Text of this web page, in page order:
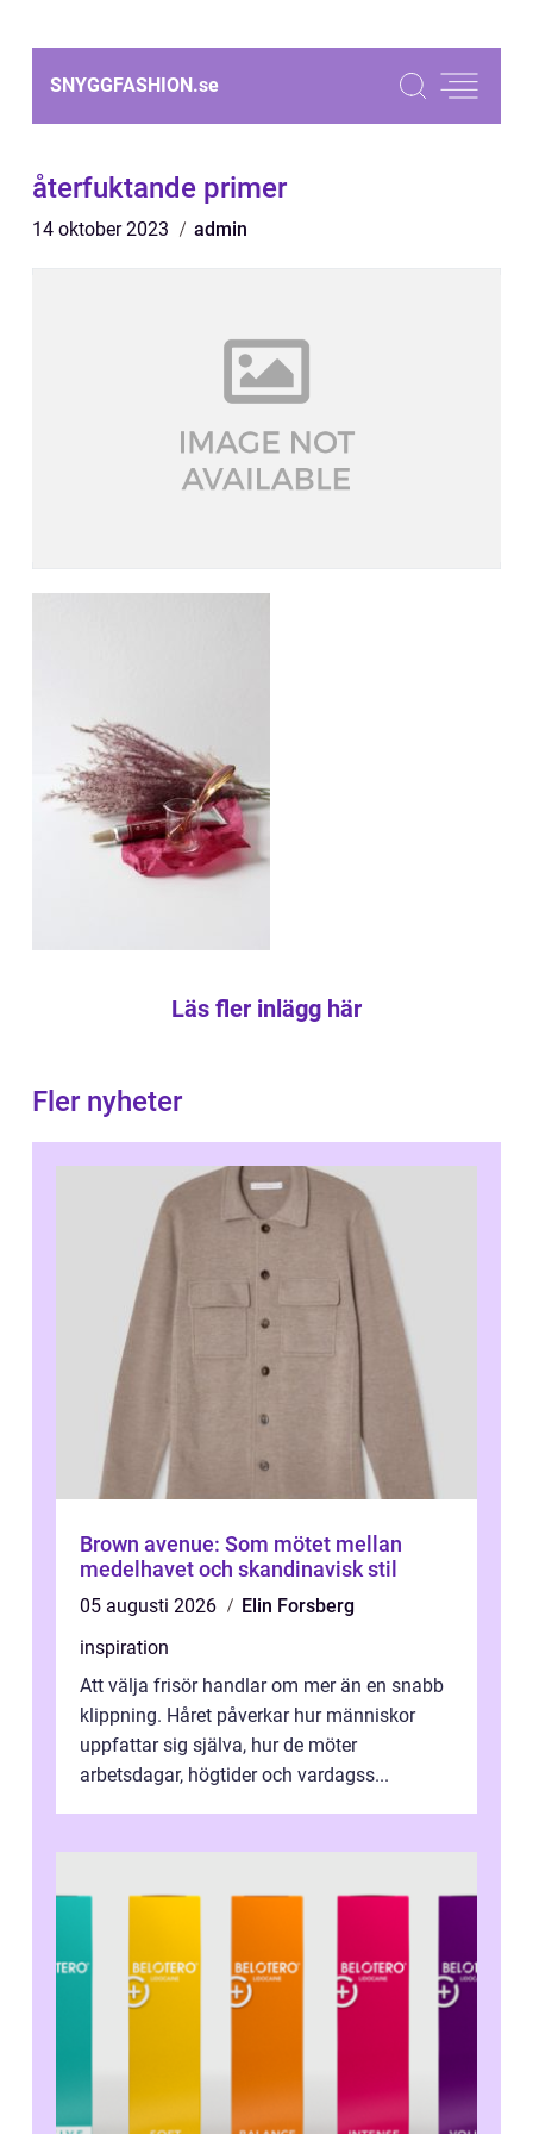
SNYGGFASHION.se
återfuktande primer
14 oktober 2023 admin
Läs fler inlägg här
Fler nyheter
Brown avenue: Som mötet mellan
medelhavet och skandinavisk stil
05 augusti 2026
Elin Forsberg
inspiration
Att välja frisör handlar om mer än en snabb
klippning. Håret påverkar hur människor
uppfattar sig själva, hur de möter
arbetsdagar, högtider och vardagss...